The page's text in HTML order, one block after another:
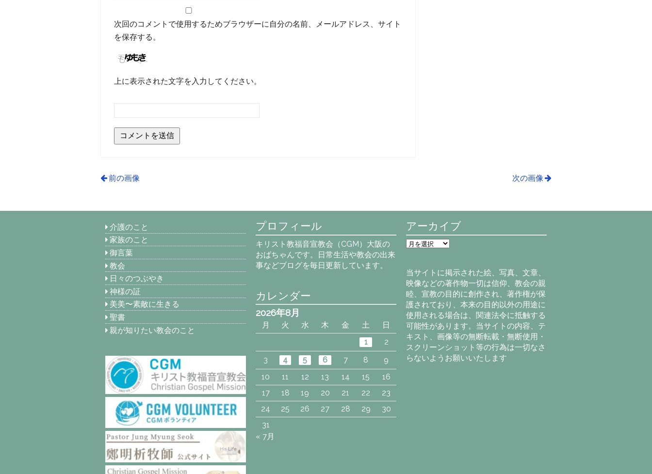
次回のコメントで使用するためブラウザーに自分の名前、メールアドレス、サイト
を保存する。
上に表示された文字を入力してください。
次の画像
前の画像
介護のこと
家族のこと
御言葉
教会
日々のつぶやき
神様の証
美美〜素敵に生きる
聖書
親が知りたい教会のこと
プロフィール
キリスト教福音宣教会（CGM）大阪の
おばちゃんです。日常生活や教会の出来
事などブログを毎日更新しています。
アーカイブ
ア
ー
ブ
当サイトに掲示された絵、写真、文章、
映像などの著作物一切は信仰、教会の親
睦、宣教の目的に創作され、著作権が保
護されており、本来の目的以外の用途に
使用される場合は、関連法令に抵触する
可能性があります。当サイトの内容、テ
キスト、画像等の無断転載・無断使用・
スクリーンショット等の行為は一切なさ
らないようお願いいたします
カレンダー
2026年8月
月 火 水 木 金 土
日
1
2
3
4 5 6 7 8
9
10
11 12 13 14 15
16
17
18 19 20 21 22
23
24
25 26 27 28 29
30
31
« 7月